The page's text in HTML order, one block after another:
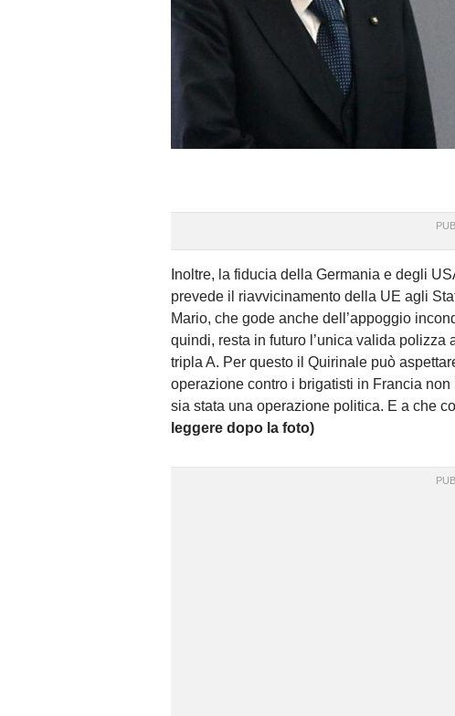
Inoltre, la fiducia della Germania e degli
prevede il riavvicinamento della UE agli
Mario, che gode anche dell’appoggio
quindi, resta in futuro l’unica valida
tripla A. Per questo il Quirinale può
operazione contro i brigatisti in Francia
sia stata una operazione politica. E a che
leggere dopo la foto)